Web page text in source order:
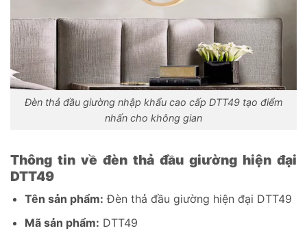
Đèn thả đầu giường nhập khẩu cao cấp DTT49 tạo điểm
nhấn cho không gian
Thông tin về đèn thả đầu giường hiện đại
DTT49
Tên sản phẩm: Đèn thả đầu giường hiện đại DTT49
Mã sản phẩm: DTT49